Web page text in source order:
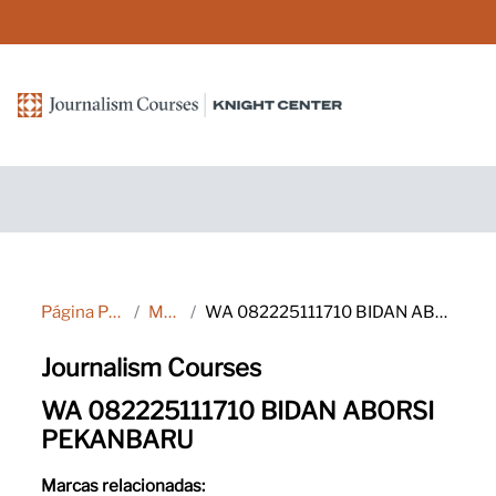
Página Principal Marcas WA 082225111710 BIDAN ABORSI PEKANBARU
Journalism Courses
WA 082225111710 BIDAN ABORSI
PEKANBARU
Marcas relacionadas: